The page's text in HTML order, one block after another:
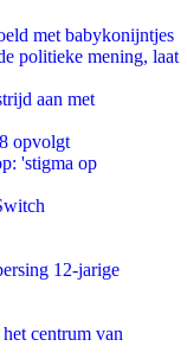
met babykonijntjes
politieke mening, laat
aan met
opvolgt
'stigma op
12-jarige
centrum van